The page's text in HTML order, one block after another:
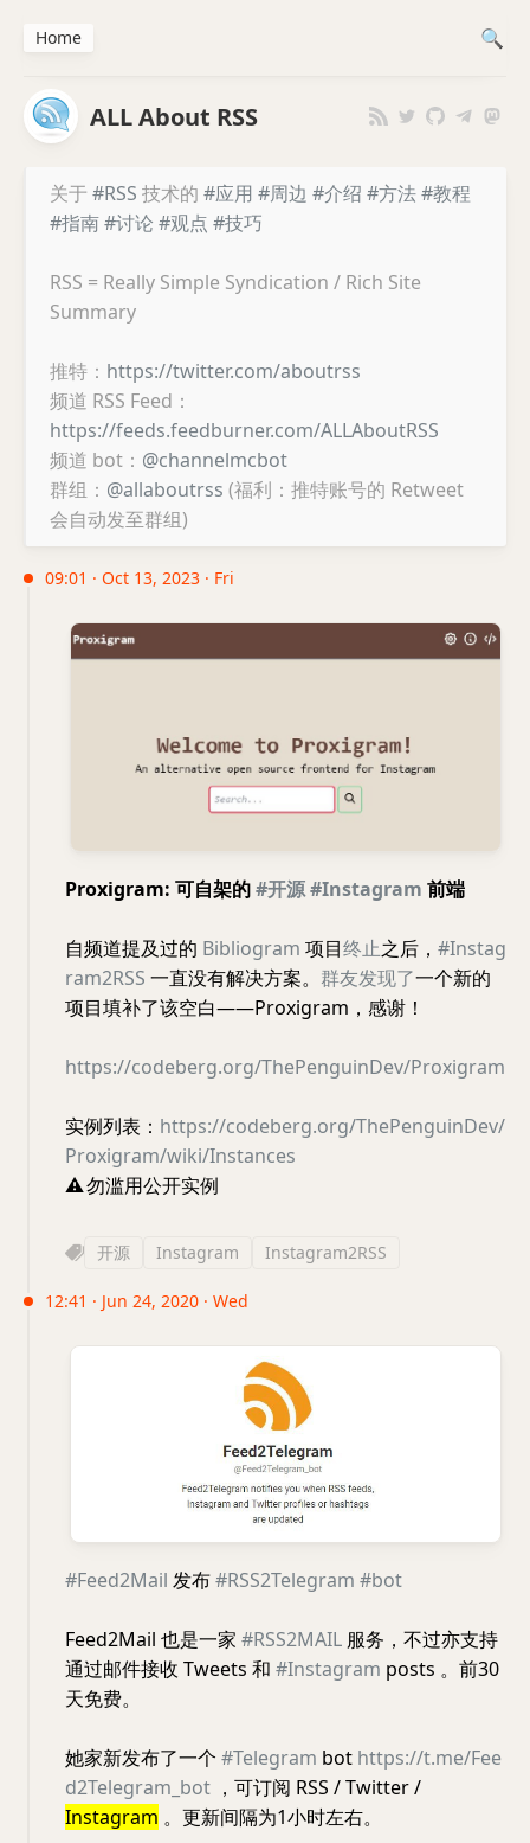
ALL About RSS
关于 #RSS 技术的 #应用 #周边 #介绍 #方法#教程
#指南#讨论 #观点 #技巧
RSS = Really Simple Syndication / Rich Site
Summary
推特： https://twitter.com/aboutrss
频道 RSS Feed：
https://feeds.feedburner.com/ALLAboutRSS
频道 bot： @channelmcbot
群组： @allaboutrss (福利：推特账号的 Retweet
会自动发至群组)
09:01 · Oct 13, 2023 · Fri
Proxigram: 可自架的#开源#Instagram 前端
自频道提及过的 Bibliogram 项目终止之后， #Instag
ram2RSS 一直没有解决方案。 群友发现了一个新的
项目填补了该空白——Proxigram，感谢！
https://codeberg.org/ThePenguinDev/Proxigram
实例列表： https://codeberg.org/ThePenguinDev/
Proxigram/wiki/Instances
⚠️勿滥用公开实例
开源 Instagram Instagram2RSS
12:41 · Jun 24, 2020 · Wed
#Feed2Mail 发布#RSS2Telegram #bot
Feed2Mail 也是一家 #RSS2MAIL 服务，不过亦支持
通过邮件接收 Tweets 和 #Instagram posts 。前30
天免费。
她家新发布了一个 #Telegram bot https://t.me/Fee
d2Telegram_bot ，可订阅 RSS / Twitter /
Instagram 。更新间隔为1小时左右。
Home